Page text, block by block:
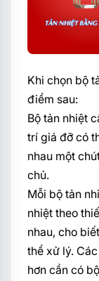
Khi chọn bộ
điểm sau:
Bộ tản nhiệt
trí giá đỡ có
nhau một
chủ.
Mỗi bộ tản
nhiệt theo
nhau, cho
thể xử lý.
hơn cần có